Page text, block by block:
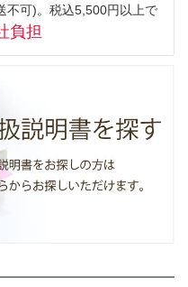
不可)。税込5,500円以上で
負担